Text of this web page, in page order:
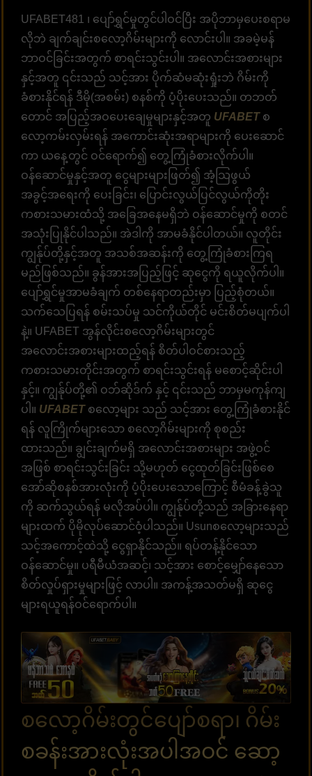
UFABET481 ၊ ပျော်ရွှင်မှုတွင်ပါဝင်ပြီး အပိုဘာမှပေးစရာမ
လိုဘဲ ချက်ချင်းစလော့ဂိမ်းများကို လောင်းပါ။ အခမဲ့မန်
ဘာဝင်ခြင်းအတွက် စာရင်းသွင်းပါ။ အလောင်းအစားများ
နှင့်အတူ ၎င်းသည် သင့်အား ပိုက်ဆံမဆုံးရှုံးဘဲ ဂိမ်းကို
ခံစားနိုင်ရန် ဒီမို(အစမ်း) စနစ်ကို ပံ့ပိုးပေးသည်။ တဘတ်
တောင် အပြည့်အဝပေးချေမှုများနှင့်အတူ UFABETစ
လော့ကမ်းလှမ်းရန် အကောင်းဆုံးအရာများကို ပေးဆောင်
ကာ ယနေ့တွင် ဝင်ရောက်၍ တွေ့ကြုံခံစားလိုက်ပါ။
ဝန်ဆောင်မှုနှင့်အတူ ငွေများများဖြတ်၍ အံ့သြဖွယ်
အခွင့်အရေးကို ပေးခြင်း၊ ပြောင်းလွယ်ပြင်လွယ်ကိုတိုး
ကစားသမားထံသို့ အခြေအနေမရှိဘဲ ဝန်ဆောင်မှုကို စတင်
အသုံးပြုနိုင်ပါသည်။ အဲဒါကို အာမခံနိုင်ပါတယ်။ လူတိုင်း
ကျွန်ုပ်တို့နှင့်အတူ အသစ်အဆန်းကို တွေ့ကြုံခံစားကြရ
မည်ဖြစ်သည်။ ခွန်အားအပြည့်ဖြင့် ဆုငွေကို ရယူလိုက်ပါ။
ပျော်ရွှင်မှုအာမခံချက် တစ်နေရာတည်းမှာ ပြည့်စုံတယ်။
သက်သေပြရန် စမ်းသပ်မှု သင်ကိုယ်တိုင် မင်းစိတ်မပျက်ပါ
နဲ့။ UFABET အွန်လိုင်းစလော့ဂိမ်းများတွင်
အလောင်းအစားများထည့်ရန် စိတ်ပါဝင်စားသည့်
ကစားသမားတိုင်းအတွက် စာရင်းသွင်းရန် မစောင့်ဆိုင်းပါ
နှင့်။ ကျွန်ုပ်တို့၏ ဝဘ်ဆိုဒ်က် နှင့် ၎င်းသည် ဘာမှမကုန်ကျ
ပါ။ UFABETစလော့များ သည် သင့်အား တွေ့ကြုံခံစားနိုင်
ရန် လူကြိုက်များသော စလော့ဂိမ်းများကို စုစည်း
ထားသည်။ ချွင်းချက်မရှိ အလောင်းအစားများ အဖွဲ့ဝင်
အဖြစ် စာရင်းသွင်းခြင်း သို့မဟုတ် ငွေထုတ်ခြင်းဖြစ်စေ
အော်ဆိုစနစ်အားလုံးကို ပံ့ပိုးပေးသောကြောင့် စီမံခန့်ခွဲသူ
ကို ဆက်သွယ်ရန် မလိုအပ်ပါ။ ကျွန်ုပ်တို့သည် အခြားနေရာ
များထက် ပိုမိုလုပ်ဆောင်ဝံ့ပါသည်။ Usunစလော့များသည်
သင့်အကောင့်ထဲသို့ ငွေရှာနိုင်သည်။ ရပ်တန့်နိုင်သော
ဝန်ဆောင်မှု။ ပရီမီယံအဆင့်၊ သင့်အား စောင့်မျှော်နေသော
စိတ်လှုပ်ရှားမှုများဖြင့် လာပါ။ အကန့်အသတ်မရှိ ဆုငွေ
များရယူရန်ဝင်ရောက်ပါ။
စလော့ဂိမ်းတွင်ပျော်စရာ၊ ဂိမ်း
စခန်းအားလုံးအပါအဝင် ဆော့